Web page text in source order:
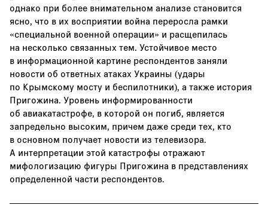
однако при более внимательном анализе становится
ясно, что в их восприятии война переросла рамки
«специальной военной операции» и расщепилась
на несколько связанных тем. Устойчивое место
в информационной картине респондентов заняли
новости об ответных атаках Украины (удары
по Крымскому мосту и беспилотники), а также история
Пригожина. Уровень информированности
об авиакатастрофе, в которой он погиб, является
запредельно высоким, причем даже среди тех, кто
в основном получает новости из телевизора.
А интерпретации этой катастрофы отражают
мифологизацию фигуры Пригожина в представлениях
определенной части респондентов.